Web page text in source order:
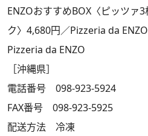
ENZOおすすめBOX〈ピッツァ
ク〉4,680円／Pizzeria da ENZO
Pizzeria da ENZO
［沖縄県］
電話番号 098-923-5924
FAX番号 098-923-5925
配送方法 冷凍